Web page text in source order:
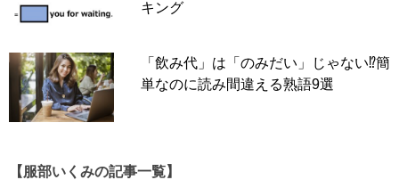
キング
「飲み代」は「のみだい」じゃない⁉簡
単なのに読み間違える熟語9選
【服部いくみの記事一覧】